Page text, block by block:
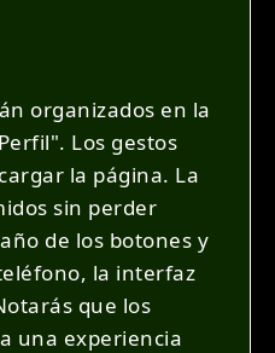
organizados en la
Los gestos
la página. La
sin perder
de los botones y
la interfaz
que los
una experiencia